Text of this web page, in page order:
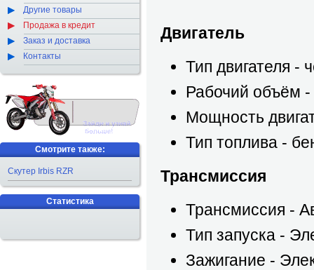
Двигатель
Тип двигателя -
Рабочий объём
Мощность
Тип топлива -
Трансмиссия
Трансмиссия -
Тип запуска -
Зажигание -
Другие товары
Продажа в кредит
Заказ и доставка
Контакты
Смотрите также:
Скутер Irbis RZR
Статистика